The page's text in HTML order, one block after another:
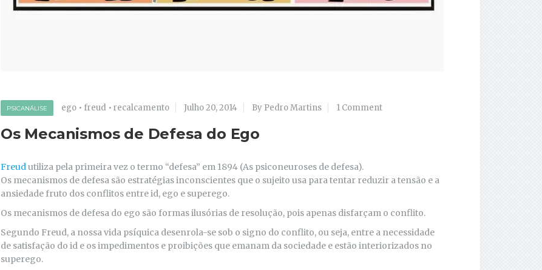
PSICANÁLISE ego • freud • recalcamento Julho 20, 2014 By Pedro Martins 1 Comment
Os Mecanismos de Defesa do Ego
Freudutiliza pela primeira vez o termo “defesa” em 1894 (As psiconeuroses de defesa).
Os mecanismos de defesa são estratégias inconscientes que o sujeito usa para tentar reduzir a tensão e a
ansiedade fruto dos conflitos entre id, ego e superego.
Os mecanismos de defesa do ego são formas ilusórias de resolução, pois apenas disfarçam o conflito.
Segundo Freud, a nossa vida psíquica desenrola-se sob o signo do conflito, ou seja, entre a necessidade
de satisfação do id e os impedimentos e proibições que emanam da sociedade e estão interiorizados no
superego.